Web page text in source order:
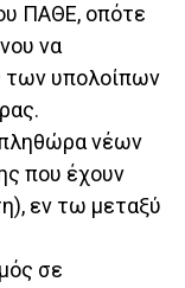
ΠΑΘΕ, οπότε
να
των υπολοίπων
πληθώρα νέων
που έχουν
εν τω μεταξύ
σε